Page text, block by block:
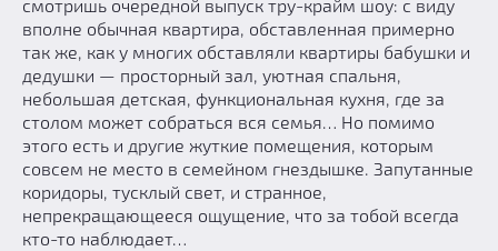
смотришь очередной выпуск тру-крайм шоу: с виду
вполне обычная квартира, обставленная примерно
так же, как у многих обставляли квартиры бабушки и
дедушки — просторный зал, уютная спальня,
небольшая детская, функциональная кухня, где за
столом может собраться вся семья… Но помимо
этого есть и другие жуткие помещения, которым
совсем не место в семейном гнездышке. Запутанные
коридоры, тусклый свет, и странное,
непрекращающееся ощущение, что за тобой всегда
кто-то наблюдает…